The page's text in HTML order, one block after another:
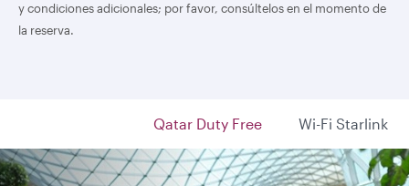
y condiciones adicionales; por favor, consúltelos en el momento de
la reserva.
Qatar Duty Free Wi-Fi Starlink